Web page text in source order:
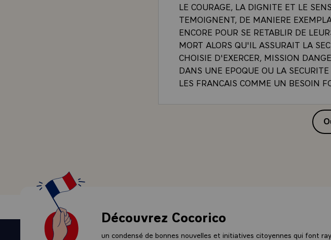
LE COURAGE, LA DIGNITE ET LE
TEMOIGNENT, DE MANIERE
ENCORE POUR SE RETABLIR DE
MORT ALORS QU'IL ASSURAIT LA
CHOISIE D'EXERCER, MISSION
DANS UNE EPOQUE OU LA
LES FRANCAIS COMME UN BESOIN
LA MISSION DE SECURITE N'EST
CERTES, L'INSECURITE EST NEE
AGRESSIVITE NATURELLE ET
LONGUES ANNEES. MAIS LE
SECURITE DE CHACUNE ET DE
Découvrez Cocorico
un condensé de bonnes nouvelles et initiatives citoyennes qui font